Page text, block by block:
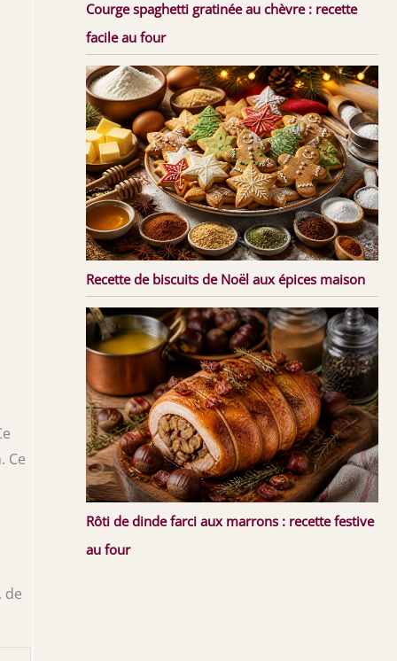
Ce
de
Courge spaghetti gratinée au chèvre : recette
facile au four
Recette de biscuits de Noël aux épices maison
Rôti de dinde farci aux marrons : recette festive
au four